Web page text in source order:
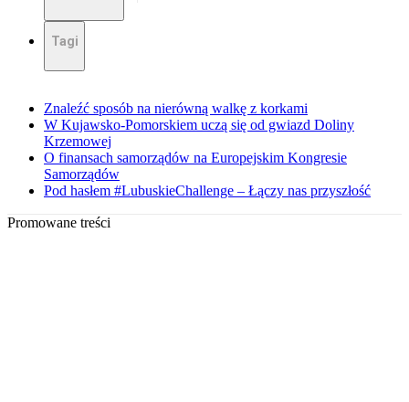
Tagi
Znaleźć sposób na nierówną walkę z korkami
W Kujawsko-Pomorskiem uczą się od gwiazd Doliny
Krzemowej
O finansach samorządów na Europejskim Kongresie
Samorządów
Pod hasłem #LubuskieChallenge – Łączy nas przyszłość
Promowane treści